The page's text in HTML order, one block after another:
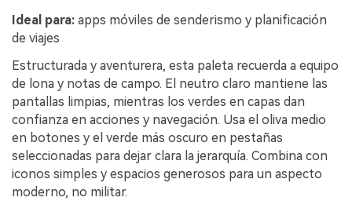
Ideal para: apps móviles de senderismo y planificación
de viajes
Estructurada y aventurera, esta paleta recuerda a equipo
de lona y notas de campo. El neutro claro mantiene las
pantallas limpias, mientras los verdes en capas dan
confianza en acciones y navegación. Usa el oliva medio
en botones y el verde más oscuro en pestañas
seleccionadas para dejar clara la jerarquía. Combina con
iconos simples y espacios generosos para un aspecto
moderno, no militar.